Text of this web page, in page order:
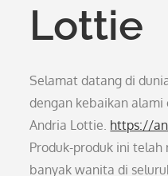
Lottie
Selamat datang di
dengan kebaikan
Andria Lottie. https://
Produk-produk ini
banyak wanita di